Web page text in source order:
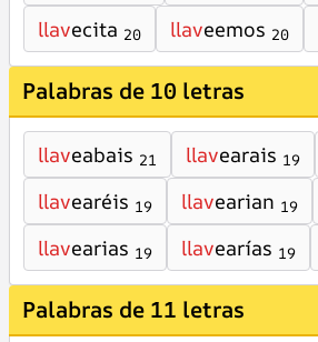
llavecita 20 llaveemos 20
Palabras de 10 letras
llaveabais 21 llavearais 19
llavearéis 19 llavearian 19
llavearias 19 llavearías 19
Palabras de 11 letras